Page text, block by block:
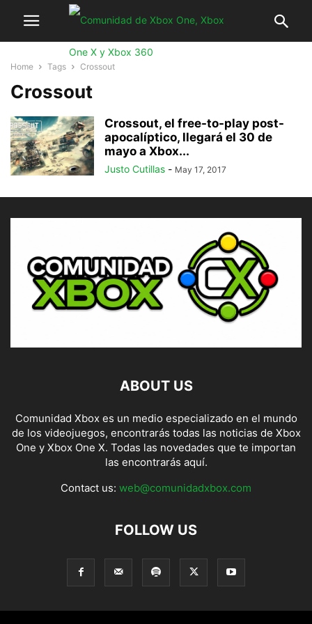
Home Tags Crossout
Crossout
Crossout, el free-to-play post-
apocalíptico, llegará el 30 de
mayo a Xbox...
Justo Cutillas - May 17, 2017
ABOUT US
Comunidad Xbox es un medio especializado en el mundo
de los videojuegos, encontrarás todas las noticias de Xbox
One y Xbox One X. Todas las novedades que te importan
las encontrarás aquí.
Contact us: web@comunidadxbox.com
FOLLOW US